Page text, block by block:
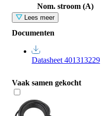
Nom. stroom (A)
Lees meer
Documenten
Datasheet 401313229
Vaak samen gekocht